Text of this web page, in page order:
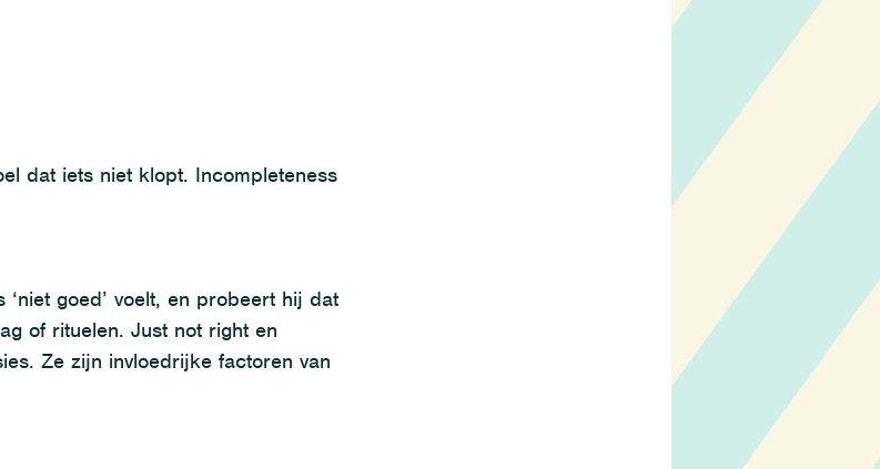
dat iets niet klopt. Incompleteness
goed’ voelt, en probeert hij dat
of rituelen. Just not right en
Zezijn invloedrijkefactorenvan